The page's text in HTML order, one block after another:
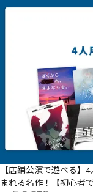
【店舗公演で遊べる
まれる名作！【初心者